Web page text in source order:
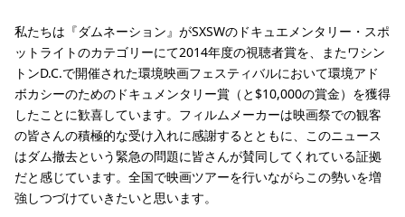
私たちは『ダムネーション』がSXSWのドキュエメンタリー・スポ
ットライトのカテゴリーにて2014年度の視聴者賞を、またワシン
トンD.C.で開催された環境映画フェスティバルにおいて環境アド
ボカシーのためのドキュメンタリー賞（と$10,000の賞金）を獲得
したことに歓喜しています。フィルムメーカーは映画祭での観客
の皆さんの積極的な受け入れに感謝するとともに、このニュース
はダム撤去という緊急の問題に皆さんが賛同してくれている証拠
だと感じています。全国で映画ツアーを行いながらこの勢いを増
強しつづけていきたいと思います。